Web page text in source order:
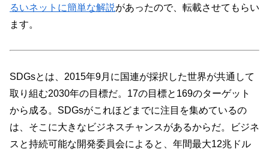
るいネットに簡単な解説があったので、転載させてもらい
ます。
SDGsとは、2015年9月に国連が採択した世界が共通して
取り組む2030年の目標だ。17の目標と169のターゲット
から成る。SDGsがこれほどまでに注目を集めているの
は、そこに大きなビジネスチャンスがあるからだ。ビジネ
スと持続可能な開発委員会によると、年間最大12兆ドル